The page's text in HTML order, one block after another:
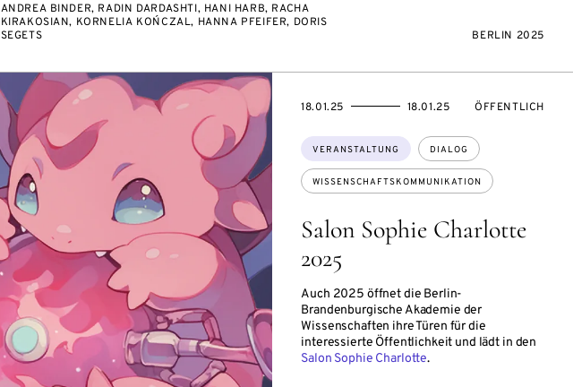
ANDREA BINDER, RADIN DARDASHTI, HANI HARB, RACHA
KIRAKOSIAN, KORNELIA KOŃCZAL, HANNA PFEIFER, DORIS
SEGETS
BERLIN 2025
Salon Sophie Charlotte
2025
Auch 2025 öffnet die Berlin-
Brandenburgische Akademie der
Wissenschaften ihre Türen für die
interessierte Öffentlichkeit und lädt in den
Salon Sophie Charlotte.
Themen:
VERANSTALTUNG DIALOG
WISSENSCHAFTSKOMMUNIKATION
EVENTBEGINSON
18.01.25
EVENTENDSON 18.01.25 ÖFFENTLICH